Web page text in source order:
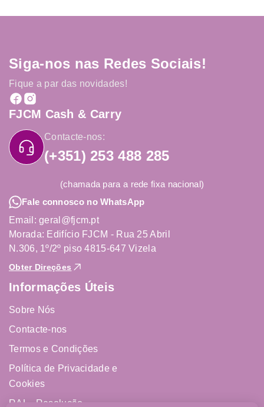
Siga-nos nas Redes Sociais!
Fique a par das novidades!
FJCM Cash & Carry
Contacte-nos:
(+351) 253 488 285
(chamada para a rede fixa nacional)
Fale connosco no WhatsApp
Email: geral@fjcm.pt
Morada: Edifício FJCM - Rua 25 Abril
N.306, 1º/2º piso 4815-647 Vizela
Obter Direções
Informações Úteis
Sobre Nós
Contacte-nos
Termos e Condições
Política de Privacidade e
Cookies
RAL - Resolução